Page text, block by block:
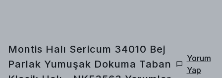
Montis Halı Sericum 34010 Bej
Parlak Yumuşak Dokuma Taban
Yorum
Yap